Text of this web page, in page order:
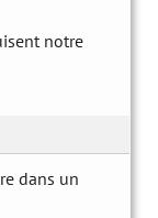
notre
dans un